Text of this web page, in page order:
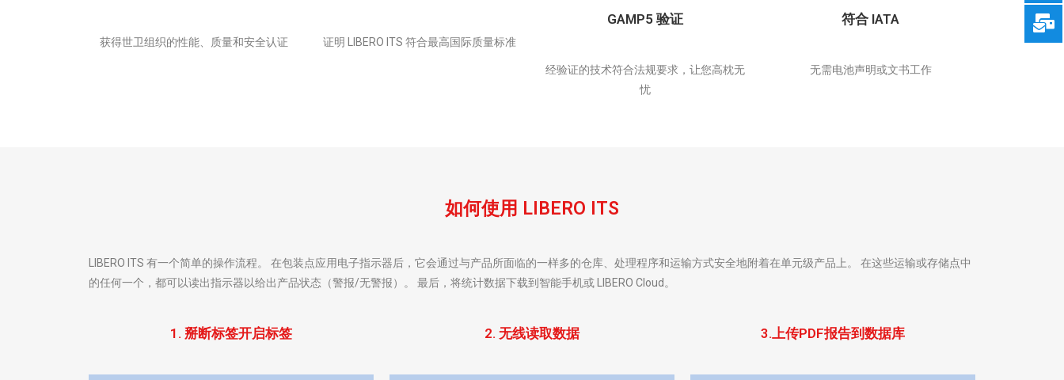
获得世卫组织的性能、质量和安全认证 证明 LIBERO ITS 符合最高国际质量标准
GAMP5 验证
经验证的技术符合法规要求，让您高枕无
忧
符合 IATA
无需电池声明或文书工作
如何使用 LIBERO ITS
LIBERO ITS 有一个简单的操作流程。 在包装点应用电子指示器后，它会通过与产品所面临的一样多的仓库、处理程序和运输方式安全地附着在单元级产品上。 在这些运输或存储点中
的任何一个，都可以读出指示器以给出产品状态（警报/无警报）。 最后，将统计数据下载到智能手机或 LIBERO Cloud。
1. 掰断标签开启标签 2. 无线读取数据 3.上传PDF报告到数据库